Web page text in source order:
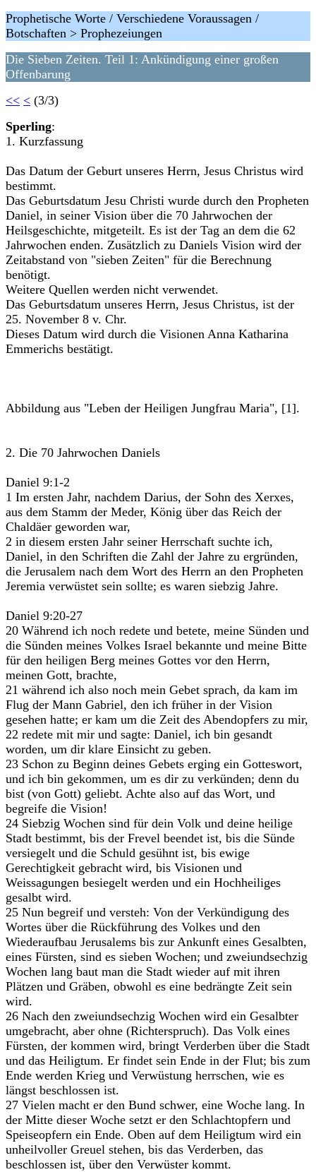
Prophetische Worte / Verschiedene Voraussagen /
Botschaften > Prophezeiungen
Die Sieben Zeiten. Teil 1: Ankündigung einer großen
Offenbarung
<< < (3/3)
Sperling:
1. Kurzfassung
Das Datum der Geburt unseres Herrn, Jesus Christus wird
bestimmt.
Das Geburtsdatum Jesu Christi wurde durch den Propheten
Daniel, in seiner Vision über die 70 Jahrwochen der
Heilsgeschichte, mitgeteilt. Es ist der Tag an dem die 62
Jahrwochen enden. Zusätzlich zu Daniels Vision wird der
Zeitabstand von "sieben Zeiten" für die Berechnung
benötigt.
Weitere Quellen werden nicht verwendet.
Das Geburtsdatum unseres Herrn, Jesus Christus, ist der
25. November 8 v. Chr.
Dieses Datum wird durch die Visionen Anna Katharina
Emmerichs bestätigt.
Abbildung aus "Leben der Heiligen Jungfrau Maria", [1].
2. Die 70 Jahrwochen Daniels
Daniel 9:1-2
1 Im ersten Jahr, nachdem Darius, der Sohn des Xerxes,
aus dem Stamm der Meder, König über das Reich der
Chaldäer geworden war,
2 in diesem ersten Jahr seiner Herrschaft suchte ich,
Daniel, in den Schriften die Zahl der Jahre zu ergründen,
die Jerusalem nach dem Wort des Herrn an den Propheten
Jeremia verwüstet sein sollte; es waren siebzig Jahre.
Daniel 9:20-27
20 Während ich noch redete und betete, meine Sünden und
die Sünden meines Volkes Israel bekannte und meine Bitte
für den heiligen Berg meines Gottes vor den Herrn,
meinen Gott, brachte,
21 während ich also noch mein Gebet sprach, da kam im
Flug der Mann Gabriel, den ich früher in der Vision
gesehen hatte; er kam um die Zeit des Abendopfers zu mir,
22 redete mit mir und sagte: Daniel, ich bin gesandt
worden, um dir klare Einsicht zu geben.
23 Schon zu Beginn deines Gebets erging ein Gotteswort,
und ich bin gekommen, um es dir zu verkünden; denn du
bist (von Gott) geliebt. Achte also auf das Wort, und
begreife die Vision!
24 Siebzig Wochen sind für dein Volk und deine heilige
Stadt bestimmt, bis der Frevel beendet ist, bis die Sünde
versiegelt und die Schuld gesühnt ist, bis ewige
Gerechtigkeit gebracht wird, bis Visionen und
Weissagungen besiegelt werden und ein Hochheiliges
gesalbt wird.
25 Nun begreif und versteh: Von der Verkündigung des
Wortes über die Rückführung des Volkes und den
Wiederaufbau Jerusalems bis zur Ankunft eines Gesalbten,
eines Fürsten, sind es sieben Wochen; und zweiundsechzig
Wochen lang baut man die Stadt wieder auf mit ihren
Plätzen und Gräben, obwohl es eine bedrängte Zeit sein
wird.
26 Nach den zweiundsechzig Wochen wird ein Gesalbter
umgebracht, aber ohne (Richterspruch). Das Volk eines
Fürsten, der kommen wird, bringt Verderben über die Stadt
und das Heiligtum. Er findet sein Ende in der Flut; bis zum
Ende werden Krieg und Verwüstung herrschen, wie es
längst beschlossen ist.
27 Vielen macht er den Bund schwer, eine Woche lang. In
der Mitte dieser Woche setzt er den Schlachtopfern und
Speiseopfern ein Ende. Oben auf dem Heiligtum wird ein
unheilvoller Greuel stehen, bis das Verderben, das
beschlossen ist, über den Verwüster kommt.